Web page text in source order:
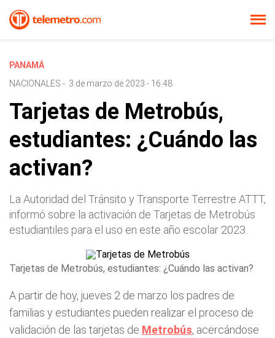
PANAMÁ
NACIONALES - 3 de marzo de 2023 - 16:48
Tarjetas de Metrobús,
estudiantes: ¿Cuándo las
activan?
La Autoridad del Tránsito y Transporte Terrestre ATTT,
informó sobre la activación de Tarjetas de Metrobús
estudiantiles para el uso en este año escolar 2023.
Tarjetas de Metrobús, estudiantes: ¿Cuándo las activan?
A partir de hoy, jueves 2 de marzo los padres de
familias y estudiantes pueden realizar el proceso de
validación de las tarjetas de Metrobús, acercándose